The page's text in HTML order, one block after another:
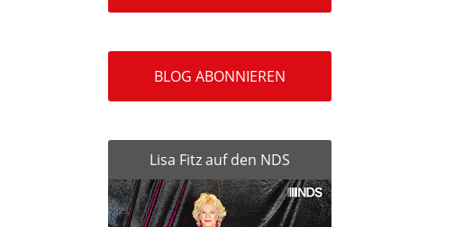
BLOG ABONNIEREN
Lisa Fitz auf den NDS